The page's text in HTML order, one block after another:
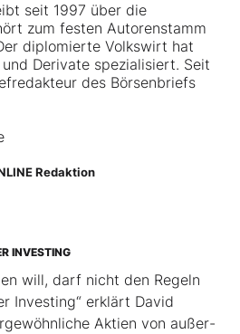
seit 1997 über die
zum festen Autorenstamm
diplomierte Volkswirt hat
Derivate spezialisiert. Seit
des Börsenbriefs
Redaktion
INVESTING
will, darf nicht den Regeln
Investing“ erklärt David
Aktien von außer­